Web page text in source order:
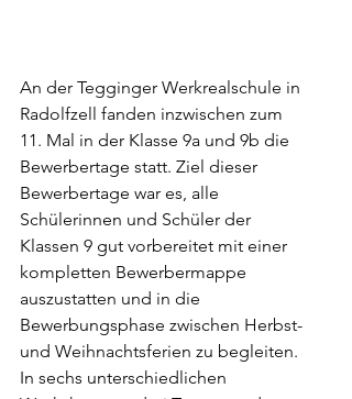
An der Tegginger Werkrealschule in
Radolfzell fanden inzwischen zum
11. Mal in der Klasse 9a und 9b die
Bewerbertage statt. Ziel dieser
Bewerbertage war es, alle
Schülerinnen und Schüler der
Klassen 9 gut vorbereitet mit einer
kompletten Bewerbermappe
auszustatten und in die
Bewerbungsphase zwischen Herbst-
und Weihnachtsferien zu begleiten.
In sechs unterschiedlichen